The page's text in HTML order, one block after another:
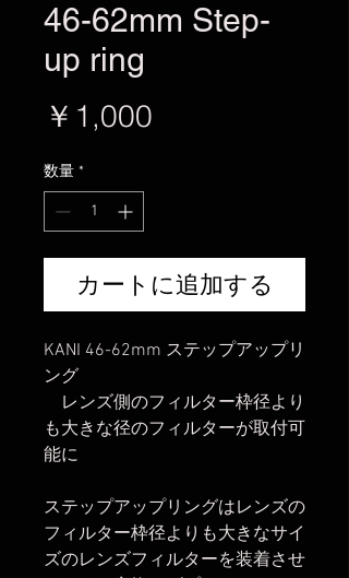
46-62mm Step-
up ring
￥1,000
数量 *
カートに追加する
KANI 46-62mm ステップアップリ
ング
レンズ側のフィルター枠径より
も大きな径のフィルターが取付可
能に
ステップアップリングはレンズの
フィルター枠径よりも大きなサイ
ズのレンズフィルターを装着させ